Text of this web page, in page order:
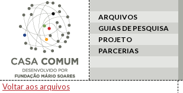
ARQUIVOS
GUIAS DE PESQUISA
PROJETO
PARCERIAS
Voltar aos arquivos